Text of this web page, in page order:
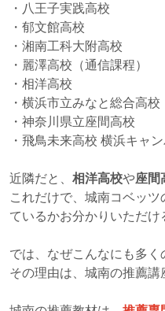
・八王子実践高校
・郁文館高校
・湘南工科大附高校
・麗澤高校（通信課程）
・相洋高校
・横浜市立みなと総合高校
・神奈川県立座間高校
・飛鳥未来高校 横浜キャン
近隣だと、 相洋高校や座間
これだけで、城南コベッ
ているかお分かりいただけ
では、なぜこんなにも多く
その理由は、城南の推薦講